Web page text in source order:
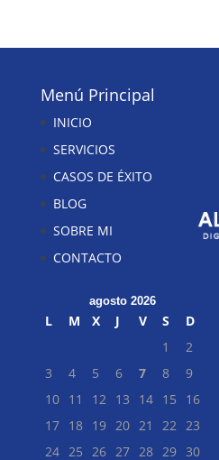
Menú Principal
INICIO
SERVICIOS
CASOS DE ÉXITO
BLOG
SOBRE MI
CONTACTO
agosto 2026
L M X J V S
D
1
2
3
4 5 6 7 8
9
10 11 12 13 14 15
16
17 18 19 20 21 22 23
24 25 26 27 28 29 30